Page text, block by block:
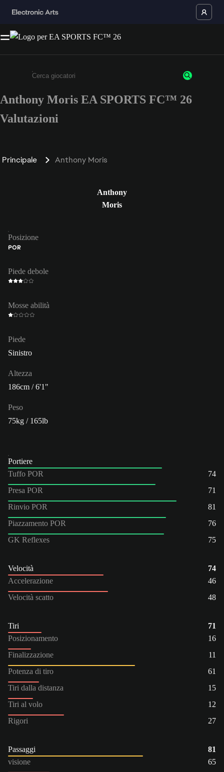
Inserisci un minimo di 3 caratteri o numeri.
Anthony Moris EA SPORTS FC™ 26
Valutazioni
Principale Anthony Moris
Anthony
Moris
Posizione
POR
Piede debole
Mosse abilità
Piede
Sinistro
Altezza
186cm / 6'1"
Peso
75kg / 165lb
Portiere
Tuffo POR
74
Presa POR
71
Rinvio POR
81
Piazzamento POR
76
GK Reflexes
75
Velocità
74
Accelerazione
46
Velocità scatto
48
Tiri
71
Posizionamento
16
Finalizzazione
11
Potenza di tiro
61
Tiri dalla distanza
15
Tiri al volo
12
Rigori
27
Passaggi
81
visione
65